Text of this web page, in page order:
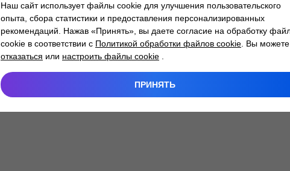
-side exception has occurred while loading atlantm.by (see the
Наш сайт использует файлы cookie для улучшения пользовательского
опыта, сбора статистики и предоставления персонализированных
рекомендаций. Нажав «Принять», вы даете согласие на обработку
cookie в соответствии с Политикой обработки файлов cookie . Вы можете
отказаться или настроить файлы cookie
ПРИНЯТЬ